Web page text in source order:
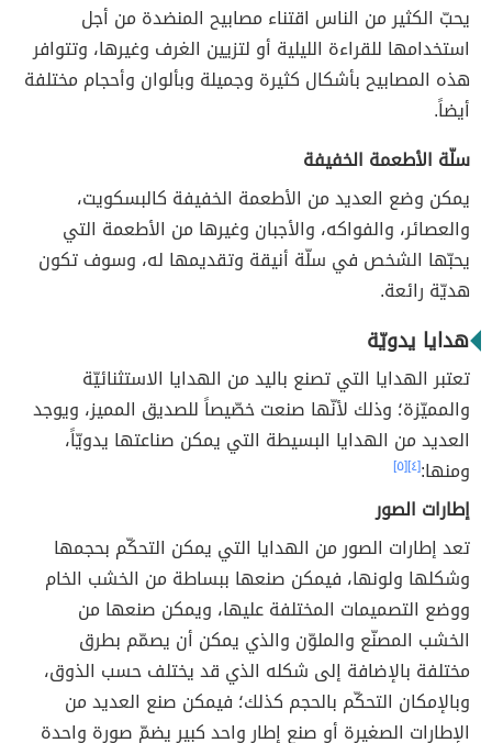
يحبّ الكثير من الناس اقتناء مصابيح المنضدة من أجل
استخدامها للقراءة الليلية أو لتزيين الغرف وغيرها، وتتوافر
هذه المصابيح بأشكال كثيرة وجميلة وبألوان وأحجام مختلفة
أيضاً.
سلّة الأطعمة الخفيفة
يمكن وضع العديد من الأطعمة الخفيفة كالبسكويت،
والعصائر، والفواكه، والأجبان وغيرها من الأطعمة التي
يحبّها الشخص في سلّة أنيقة وتقديمها له، وسوف تكون
هديّة رائعة.
هدايا يدويّة
تعتبر الهدايا التي تصنع باليد من الهدايا الاستثنائيّة
والمميّزة؛ وذلك لأنّها صنعت خصّيصاً للصديق المميز، ويوجد
العديد من الهدايا البسيطة التي يمكن صناعتها يدويّاً،
ومنها:[٤] [٥]
إطارات الصور
تعد إطارات الصور من الهدايا التي يمكن التحكّم بحجمها
وشكلها ولونها، فيمكن صنعها ببساطة من الخشب الخام
ووضع التصميمات المختلفة عليها، ويمكن صنعها من
الخشب المصنّع والملوّن والذي يمكن أن يصمّم بطرق
مختلفة بالإضافة إلى شكله الذي قد يختلف حسب الذوق،
وبالإمكان التحكّم بالحجم كذلك؛ فيمكن صنع العديد من
الإطارات الصغيرة أو صنع إطار واحد كبير يضمّ صورة واحدة